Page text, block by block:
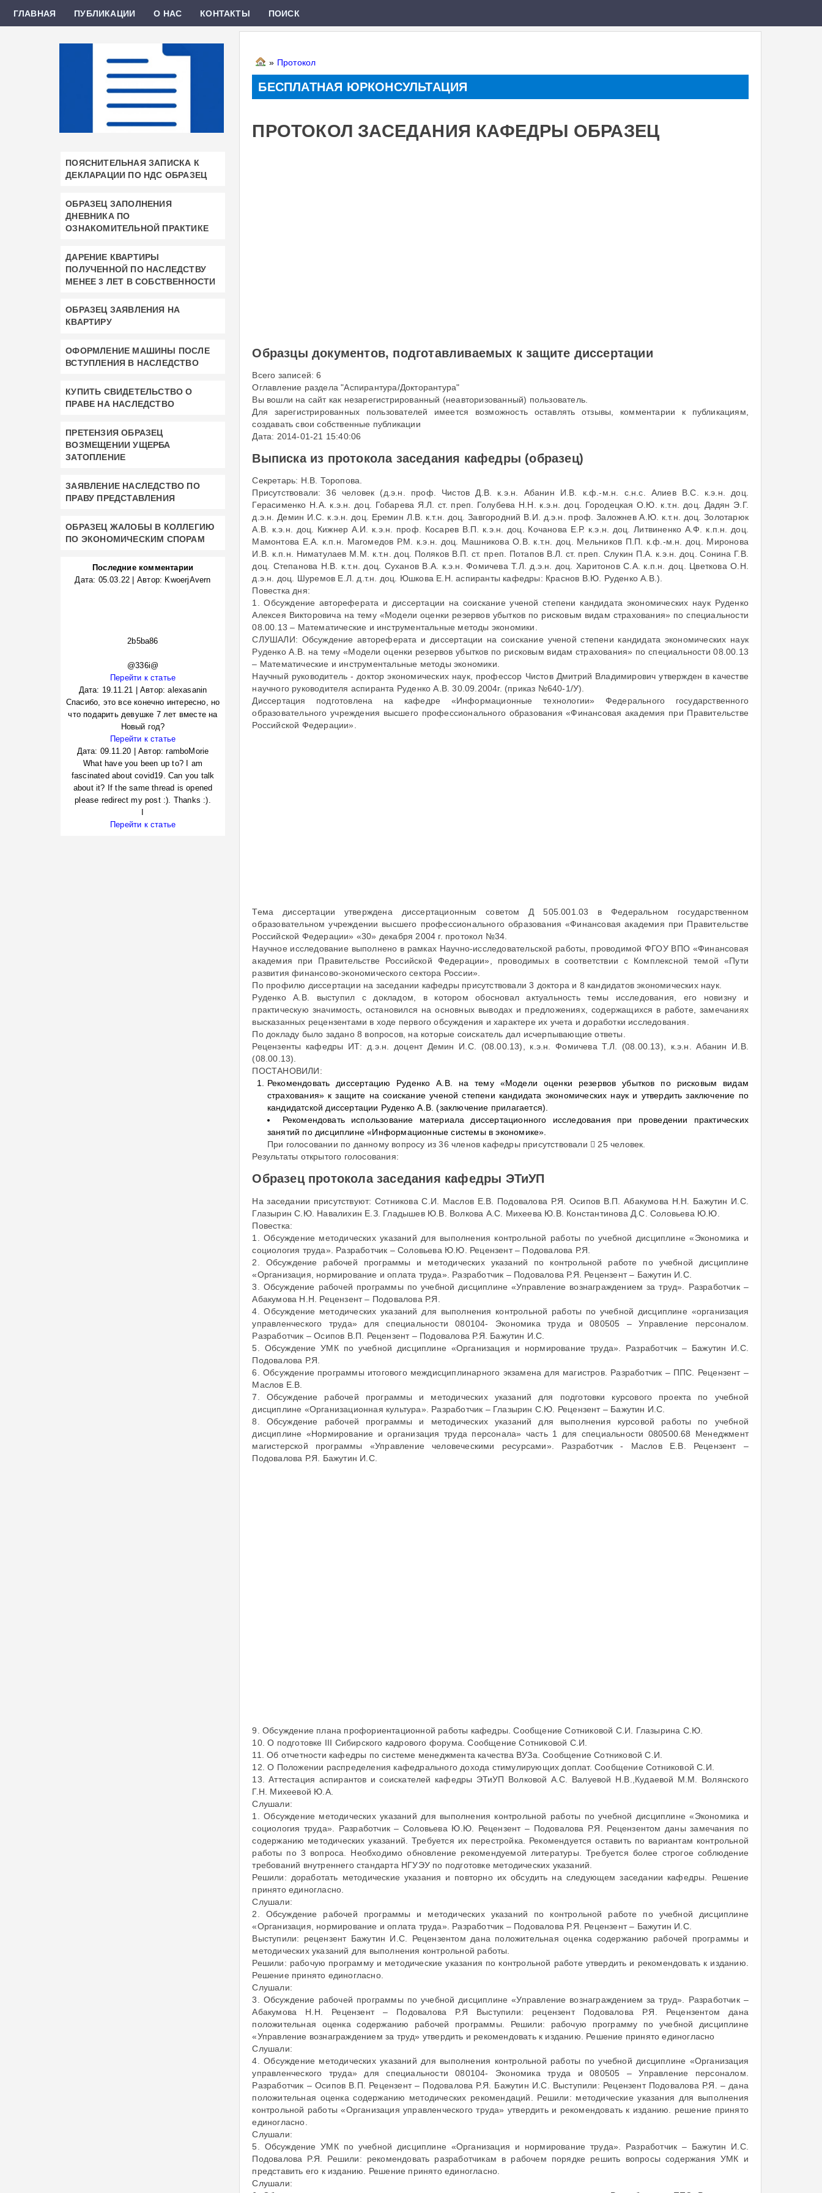
» Протокол
БЕСПЛАТНАЯ ЮРКОНСУЛЬТАЦИЯ
ПРОТОКОЛ ЗАСЕДАНИЯ КАФЕДРЫ ОБРАЗЕЦ
Образцы документов, подготавливаемых к защите диссертации
Всего записей: 6
Оглавление раздела "Аспирантура/Докторантура"
Вы вошли на сайт как незарегистрированный (неавторизованный) пользователь.
Для зарегистрированных пользователей имеется возможность оставлять отзывы, комментарии к публикациям,
создавать свои собственные публикации
Дата: 2014-01-21 15:40:06
Выписка из протокола заседания кафедры (образец)
Секретарь: Н.В. Торопова.
Присутствовали: 36 человек (д.э.н. проф. Чистов Д.В. к.э.н. Абанин И.В. к.ф.-м.н. с.н.с. Алиев В.С. к.э.н. доц.
Герасименко Н.А. к.э.н. доц. Гобарева Я.Л. ст. преп. Голубева Н.Н. к.э.н. доц. Городецкая О.Ю. к.т.н. доц. Дадян Э.Г.
д.э.н. Демин И.С. к.э.н. доц. Еремин Л.В. к.т.н. доц. Завгородний В.И. д.э.н. проф. Заложнев А.Ю. к.т.н. доц. Золотарюк
А.В. к.э.н. доц. Кижнер А.И. к.э.н. проф. Косарев В.П. к.э.н. доц. Кочанова Е.Р. к.э.н. доц. Литвиненко А.Ф. к.п.н. доц.
Мамонтова Е.А. к.п.н. Магомедов Р.М. к.э.н. доц. Машникова О.В. к.т.н. доц. Мельников П.П. к.ф.-м.н. доц. Миронова
И.В. к.п.н. Ниматулаев М.М. к.т.н. доц. Поляков В.П. ст. преп. Потапов В.Л. ст. преп. Слукин П.А. к.э.н. доц. Сонина Г.В.
доц. Степанова Н.В. к.т.н. доц. Суханов В.А. к.э.н. Фомичева Т.Л. д.э.н. доц. Харитонов С.А. к.п.н. доц. Цветкова О.Н.
д.э.н. доц. Шуремов Е.Л. д.т.н. доц. Юшкова Е.Н. аспиранты кафедры: Краснов В.Ю. Руденко А.В.).
Повестка дня:
1. Обсуждение автореферата и диссертации на соискание ученой степени кандидата экономических наук Руденко
Алексея Викторовича на тему «Модели оценки резервов убытков по рисковым видам страхования» по специальности
08.00.13 – Математические и инструментальные методы экономики.
СЛУШАЛИ: Обсуждение автореферата и диссертации на соискание ученой степени кандидата экономических наук
Руденко А.В. на тему «Модели оценки резервов убытков по рисковым видам страхования» по специальности 08.00.13
– Математические и инструментальные методы экономики.
Научный руководитель - доктор экономических наук, профессор Чистов Дмитрий Владимирович утвержден в качестве
научного руководителя аспиранта Руденко А.В. 30.09.2004г. (приказ №640-1/У).
Диссертация подготовлена на кафедре «Информационные технологии» Федерального государственного
образовательного учреждения высшего профессионального образования «Финансовая академия при Правительстве
Российской Федерации».
Тема диссертации утверждена диссертационным советом Д 505.001.03 в Федеральном государственном
образовательном учреждении высшего профессионального образования «Финансовая академия при Правительстве
Российской Федерации» «30» декабря 2004 г. протокол №34.
Научное исследование выполнено в рамках Научно-исследовательской работы, проводимой ФГОУ ВПО «Финансовая
академия при Правительстве Российской Федерации», проводимых в соответствии с Комплексной темой «Пути
развития финансово-экономического сектора России».
По профилю диссертации на заседании кафедры присутствовали 3 доктора и 8 кандидатов экономических наук.
Руденко А.В. выступил с докладом, в котором обосновал актуальность темы исследования, его новизну и
практическую значимость, остановился на основных выводах и предложениях, содержащихся в работе, замечаниях
высказанных рецензентами в ходе первого обсуждения и характере их учета и доработки исследования.
По докладу было задано 8 вопросов, на которые соискатель дал исчерпывающие ответы.
Рецензенты кафедры ИТ: д.э.н. доцент Демин И.С. (08.00.13), к.э.н. Фомичева Т.Л. (08.00.13), к.э.н. Абанин И.В.
(08.00.13).
ПОСТАНОВИЛИ:
Рекомендовать диссертацию Руденко А.В. на тему «Модели оценки резервов убытков по рисковым видам
страхования» к защите на соискание ученой степени кандидата экономических наук и утвердить заключение по
кандидатской диссертации Руденко А.В. (заключение прилагается).
Рекомендовать использование материала диссертационного исследования при проведении практических
занятий по дисциплине «Информационные системы в экономике».
При голосовании по данному вопросу из 36 членов кафедры присутствовали  25 человек.
Результаты открытого голосования:
Образец протокола заседания кафедры ЭТиУП
На заседании присутствуют: Сотникова С.И. Маслов Е.В. Подовалова Р.Я. Осипов В.П. Абакумова Н.Н. Бажутин И.С.
Глазырин С.Ю. Навалихин Е.З. Гладышев Ю.В. Волкова А.С. Михеева Ю.В. Константинова Д.С. Соловьева Ю.Ю.
Повестка:
1. Обсуждение методических указаний для выполнения контрольной работы по учебной дисциплине «Экономика и
социология труда». Разработчик – Соловьева Ю.Ю. Рецензент – Подовалова Р.Я.
2. Обсуждение рабочей программы и методических указаний по контрольной работе по учебной дисциплине
«Организация, нормирование и оплата труда». Разработчик – Подовалова Р.Я. Рецензент – Бажутин И.С.
3. Обсуждение рабочей программы по учебной дисциплине «Управление вознаграждением за труд». Разработчик –
Абакумова Н.Н. Рецензент – Подовалова Р.Я.
4. Обсуждение методических указаний для выполнения контрольной работы по учебной дисциплине «организация
управленческого труда» для специальности 080104- Экономика труда и 080505 – Управление персоналом.
Разработчик – Осипов В.П. Рецензент – Подовалова Р.Я. Бажутин И.С.
5. Обсуждение УМК по учебной дисциплине «Организация и нормирование труда». Разработчик – Бажутин И.С.
Подовалова Р.Я.
6. Обсуждение программы итогового междисциплинарного экзамена для магистров. Разработчик – ППС. Рецензент –
Маслов Е.В.
7. Обсуждение рабочей программы и методических указаний для подготовки курсового проекта по учебной
дисциплине «Организационная культура». Разработчик – Глазырин С.Ю. Рецензент – Бажутин И.С.
8. Обсуждение рабочей программы и методических указаний для выполнения курсовой работы по учебной
дисциплине «Нормирование и организация труда персонала» часть 1 для специальности 080500.68 Менеджмент
магистерской программы «Управление человеческими ресурсами». Разработчик - Маслов Е.В. Рецензент –
Подовалова Р.Я. Бажутин И.С.
9. Обсуждение плана профориентационной работы кафедры. Сообщение Сотниковой С.И. Глазырина С.Ю.
10. О подготовке III Сибирского кадрового форума. Сообщение Сотниковой С.И.
11. Об отчетности кафедры по системе менеджмента качества ВУЗа. Сообщение Сотниковой С.И.
12. О Положении распределения кафедрального дохода стимулирующих доплат. Сообщение Сотниковой С.И.
13. Аттестация аспирантов и соискателей кафедры ЭТиУП Волковой А.С. Валуевой Н.В.,Кудаевой М.М. Волянского
Г.Н. Михеевой Ю.А.
Слушали:
1. Обсуждение методических указаний для выполнения контрольной работы по учебной дисциплине «Экономика и
социология труда». Разработчик – Соловьева Ю.Ю. Рецензент – Подовалова Р.Я. Рецензентом даны замечания по
содержанию методических указаний. Требуется их перестройка. Рекомендуется оставить по вариантам контрольной
работы по 3 вопроса. Необходимо обновление рекомендуемой литературы. Требуется более строгое соблюдение
требований внутреннего стандарта НГУЭУ по подготовке методических указаний.
Решили: доработать методические указания и повторно их обсудить на следующем заседании кафедры. Решение
принято единогласно.
Слушали:
2. Обсуждение рабочей программы и методических указаний по контрольной работе по учебной дисциплине
«Организация, нормирование и оплата труда». Разработчик – Подовалова Р.Я. Рецензент – Бажутин И.С.
Выступили: рецензент Бажутин И.С. Рецензентом дана положительная оценка содержанию рабочей программы и
методических указаний для выполнения контрольной работы.
Решили: рабочую программу и методические указания по контрольной работе утвердить и рекомендовать к изданию.
Решение принято единогласно.
Слушали:
3. Обсуждение рабочей программы по учебной дисциплине «Управление вознаграждением за труд». Разработчик –
Абакумова Н.Н. Рецензент – Подовалова Р.Я Выступили: рецензент Подовалова Р.Я. Рецензентом дана
положительная оценка содержанию рабочей программы. Решили: рабочую программу по учебной дисциплине
«Управление вознаграждением за труд» утвердить и рекомендовать к изданию. Решение принято единогласно
Слушали:
4. Обсуждение методических указаний для выполнения контрольной работы по учебной дисциплине «Организация
управленческого труда» для специальности 080104- Экономика труда и 080505 – Управление персоналом.
Разработчик – Осипов В.П. Рецензент – Подовалова Р.Я. Бажутин И.С. Выступили: Рецензент Подовалова Р.Я. – дана
положительная оценка содержанию методических рекомендаций. Решили: методические указания для выполнения
контрольной работы «Организация управленческого труда» утвердить и рекомендовать к изданию. решение принято
единогласно.
Слушали:
5. Обсуждение УМК по учебной дисциплине «Организация и нормирование труда». Разработчик – Бажутин И.С.
Подовалова Р.Я. Решили: рекомендовать разработчикам в рабочем порядке решить вопросы содержания УМК и
представить его к изданию. Решение принято единогласно.
Слушали:
ПОЯСНИТЕЛЬНАЯ ЗАПИСКА К
ДЕКЛАРАЦИИ ПО НДС ОБРАЗЕЦ
ОБРАЗЕЦ ЗАПОЛНЕНИЯ
ДНЕВНИКА ПО
ОЗНАКОМИТЕЛЬНОЙ ПРАКТИКЕ
ДАРЕНИЕ КВАРТИРЫ
ПОЛУЧЕННОЙ ПО НАСЛЕДСТВУ
МЕНЕЕ 3 ЛЕТ В СОБСТВЕННОСТИ
ОБРАЗЕЦ ЗАЯВЛЕНИЯ НА
КВАРТИРУ
ОФОРМЛЕНИЕ МАШИНЫ ПОСЛЕ
ВСТУПЛЕНИЯ В НАСЛЕДСТВО
КУПИТЬ СВИДЕТЕЛЬСТВО О
ПРАВЕ НА НАСЛЕДСТВО
ПРЕТЕНЗИЯ ОБРАЗЕЦ
ВОЗМЕЩЕНИИ УЩЕРБА
ЗАТОПЛЕНИЕ
ЗАЯВЛЕНИЕ НАСЛЕДСТВО ПО
ПРАВУ ПРЕДСТАВЛЕНИЯ
ОБРАЗЕЦ ЖАЛОБЫ В КОЛЛЕГИЮ
ПО ЭКОНОМИЧЕСКИМ СПОРАМ
Последние комментарии
Дата: 05.03.22 Автор: KwoerjAvern
2b5ba86
@336i@
Перейти к статье
Дата: 19.11.21 |Автор:alexasanin
Спасибо, это все конечно интересно, но
что подарить девушке 7 лет вместе на
Новый год?
Перейти к статье
Дата: 09.11.20 |Автор:ramboMorie
What have you been up to? I am
fascinated about covid19. Can you talk
about it? If the same thread is opened
please redirect my post :). Thanks :).
Перейти к статье
ГЛАВНАЯ ПУБЛИКАЦИИ О НАС КОНТАКТЫ ПОИСК